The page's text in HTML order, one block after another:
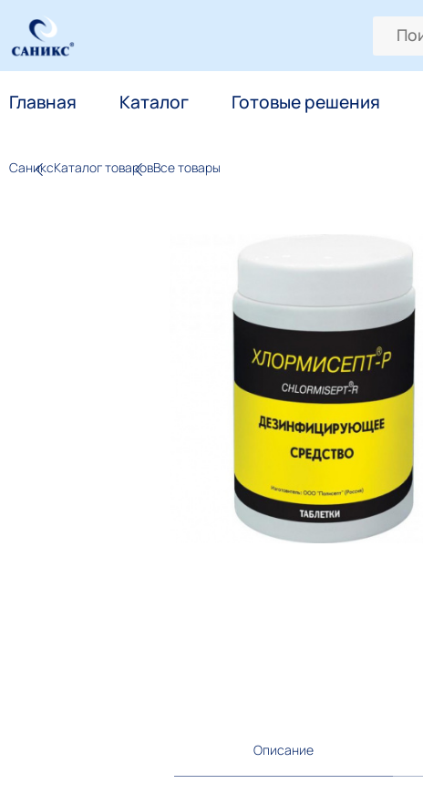
Главная Каталог Готовые решения
СаниксКаталог товаровВсе товары
Описание